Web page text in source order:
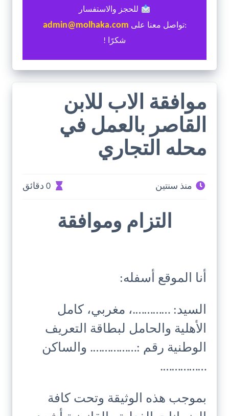
للحجز والاستفسار
:تواصل معنا على admin@molhaka.com
شكرًا !
موافقة الاب للابن
القاصر بالعمل في
محله التجاري
منذ سنتين 0 دقائق
التزام وموافقة
أنا الموقع أسفله:
السيد: ………….، مغربي، كامل
الأهلية والحامل لبطاقة التعريف
الوطنية رقم :……………. والساكن
…………….
بموجب هذه الوثيقة وتحت كافة